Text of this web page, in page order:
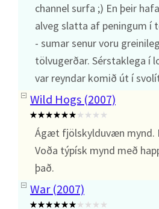
channel surfa ;) En þeir
alveg slatta af peningum í
- sumar senur voru
tölvugerðar. Sérstaklega í
var reyndar komið út í
Wild Hogs (2007)
Ágæt fjölskylduvæn mynd.
Voða týpísk mynd með
það.
War (2007)